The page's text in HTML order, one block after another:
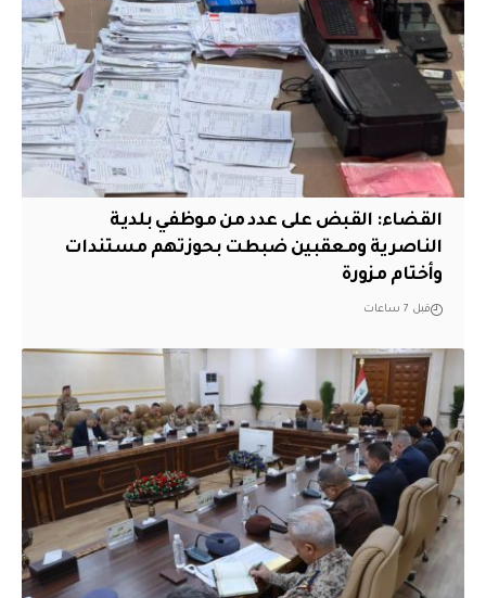
القضاء: القبض على عدد من موظفي بلدية
الناصرية ومعقبين ضبطت بحوزتهم مستندات
وأختام مزورة
قبل 7 ساعات